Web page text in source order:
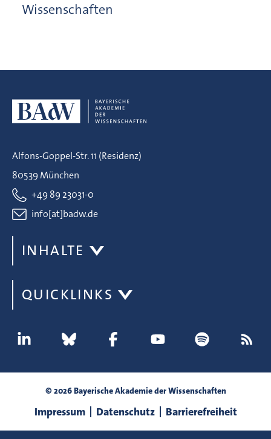
Wissenschaften
Alfons-Goppel-Str. 11 (Residenz)
80539 München
+49 89 23031-0
info[at]badw.de
INHALTE
QUICKLINKS
© 2026 Bayerische Akademie der Wissenschaften
Impressum Datenschutz Barrierefreiheit